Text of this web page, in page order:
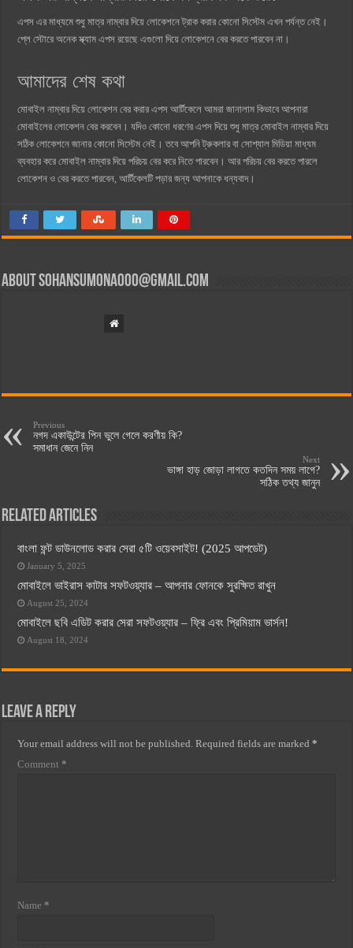
এপস এর মাধ্যমে শুধু মাত্র নাম্বার দিয়ে লোকেশনে ট্রাক করার কোনো সিস্টেম এখন পর্যন্ত নেই।
প্লে স্টোরে অনেক স্ক্যাম এপস রয়েছে এগুলো দিয়ে লোকেশনে বের করতে পারবেন না।
আমাদের শেষ কথা
মোবাইল নাম্বার দিয়ে লোকেশন বের করার এপস আর্টিকেলে আমরা জানালাম কিভাবে আপনারা
মোবাইলের লোকেশন বের করবেন। যদিও কোনো ধরণের এপস দিয়ে শুধু মাত্র মোবাইল নাম্বার দিয়ে
সঠিক লোকেশনে জানার কোনো সিস্টেম নেই। তবে আপনি ট্রুকলার বা সোশ্যাল মিডিয়া মাধ্যম
ব্যবহার করে মোবাইল নাম্বার দিয়ে পরিচয় বের করে নিতে পারবেন। আর পরিচয় বের করতে পারলে
লোকেশন ও বের করতে পারবেন, আর্টিকেলটি পড়ার জন্য আপনাকে ধন্যবাদ।
Aboutsohansumona000@gmail.com
Previous
নগদ একাউন্টের পিন ভুলে গেলে করণীয় কি?
সমাধান জেনে নিন
Next
ভাঙ্গা হাড় জোড়া লাগতে কতদিন সময় লাগে?
সঠিক তথ্য জানুন
Related Articles
বাংলা ফন্ট ডাউনলোড করার সেরা ৫টি ওয়েবসাইট! (2025 আপডেট)
January 5, 2025
মোবাইলে ভাইরাস কাটার সফটওয়্যার – আপনার ফোনকে সুরক্ষিত রাখুন
August 25, 2024
মোবাইলে ছবি এডিট করার সেরা সফটওয়্যার – ফ্রি এবং প্রিমিয়াম ভার্সন!
August 18, 2024
Leave a Reply
Your email address will not be published. Required fields are marked*
Comment *
Name *